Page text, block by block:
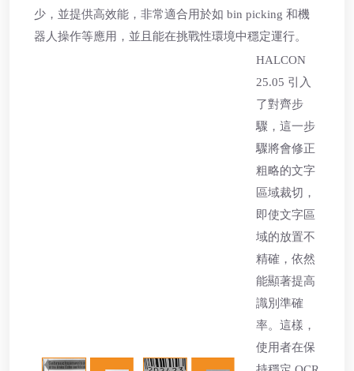
少，並提供高效能，非常適合用於如 bin picking 和機
器人操作等應用，並且能在挑戰性環境中穩定運行。
HALCON
25.05 引入
了對齊步
驟，這一步
驟將會修正
粗略的文字
區域裁切，
即使文字區
域的放置不
精確，依然
能顯著提高
識別準確
率。這樣，
使用者在保